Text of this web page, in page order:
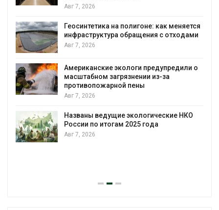
Авг 7, 2026
Геосинтетика на полигоне: как меняется
инфраструктура обращения с отходами
Авг 7, 2026
Американские экологи предупредили о
масштабном загрязнении из-за
противопожарной пены
Авг 7, 2026
Названы ведущие экологические НКО
России по итогам 2025 года
Авг 7, 2026